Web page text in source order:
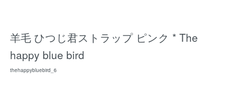
羊毛 ひつじ君ストラップ ピンク * The
happy blue bird
thehappybluebird_6